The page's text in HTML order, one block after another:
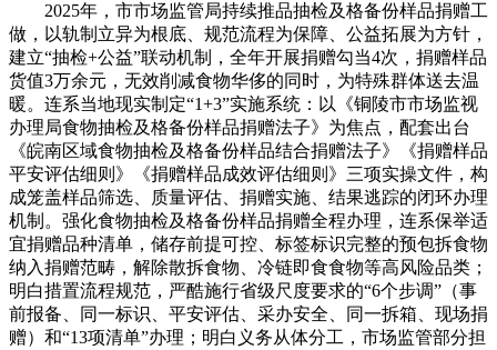
2025年，市市场监管局持续推品抽检及格备份样品捐赠工
做，以轨制立异为根底、规范流程为保障、公益拓展为方针，
建立“抽检+公益”联动机制，全年开展捐赠勾当4次，捐赠样品
货值3万余元，无效削减食物华侈的同时，为特殊群体送去温
暖。连系当地现实制定“1+3”实施系统：以《铜陵市市场监视
办理局食物抽检及格备份样品捐赠法子》为焦点，配套出台
《皖南区域食物抽检及格备份样品结合捐赠法子》《捐赠样品
平安评估细则》《捐赠样品成效评估细则》三项实操文件，构
成笼盖样品筛选、质量评估、捐赠实施、结果逃踪的闭环办理
机制。强化食物抽检及格备份样品捐赠全程办理，连系保举适
宜捐赠品种清单，储存前提可控、标签标识完整的预包拆食物
纳入捐赠范畴，解除散拆食物、冷链即食食物等高风险品类；
明白措置流程规范，严酷施行省级尺度要求的“6个步调”（事
前报备、同一标识、平安评估、采办安全、同一拆箱、现场捐
赠）和“13项清单”办理；明白义务从体分工，市场监管部分担